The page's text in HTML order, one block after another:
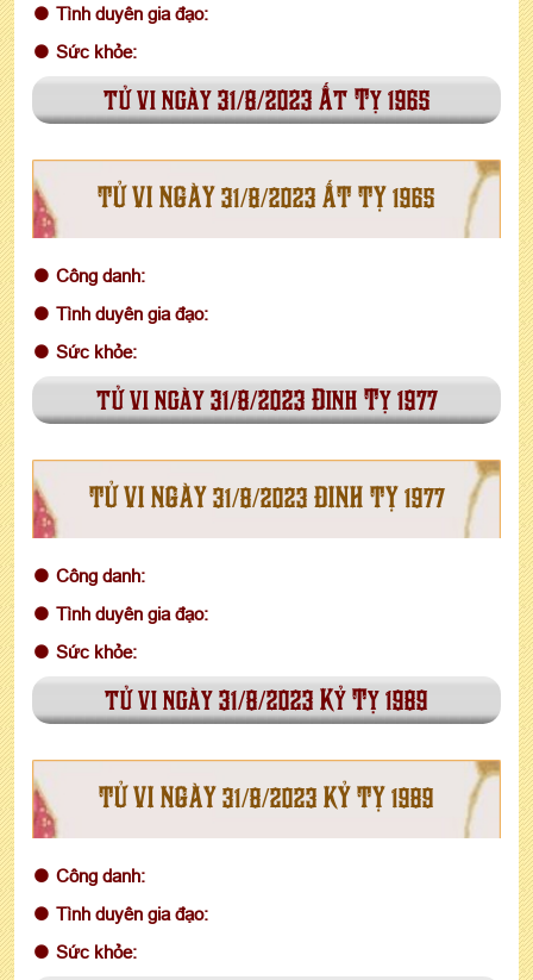
Tình duyên gia đạo:
Sức khỏe:
tử vi ngày 31/8/2023 Ất Tỵ 1965
TỬ VI NGÀY 31/8/2023 ẤT TỴ 1965
Công danh:
Tình duyên gia đạo:
Sức khỏe:
tử vi ngày 31/8/2023 Đinh Tỵ 1977
TỬ VI NGÀY 31/8/2023 ĐINH TỴ 1977
Công danh:
Tình duyên gia đạo:
Sức khỏe:
tử vi ngày 31/8/2023 Kỷ Tỵ 1989
TỬ VI NGÀY 31/8/2023 KỶ TỴ 1989
Công danh:
Tình duyên gia đạo:
Sức khỏe: